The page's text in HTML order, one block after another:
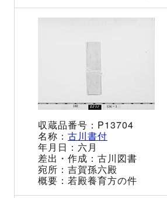
P13704
古川書付
六月
古川図書
吉賀孫六殿
若殿養育方の件